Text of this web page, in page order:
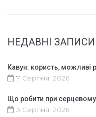
НЕДАВНІ ЗАПИСИ
Кавун: користь, можливі
7 Серпня, 2026
Що робити при серцевому
3 Серпня, 2026